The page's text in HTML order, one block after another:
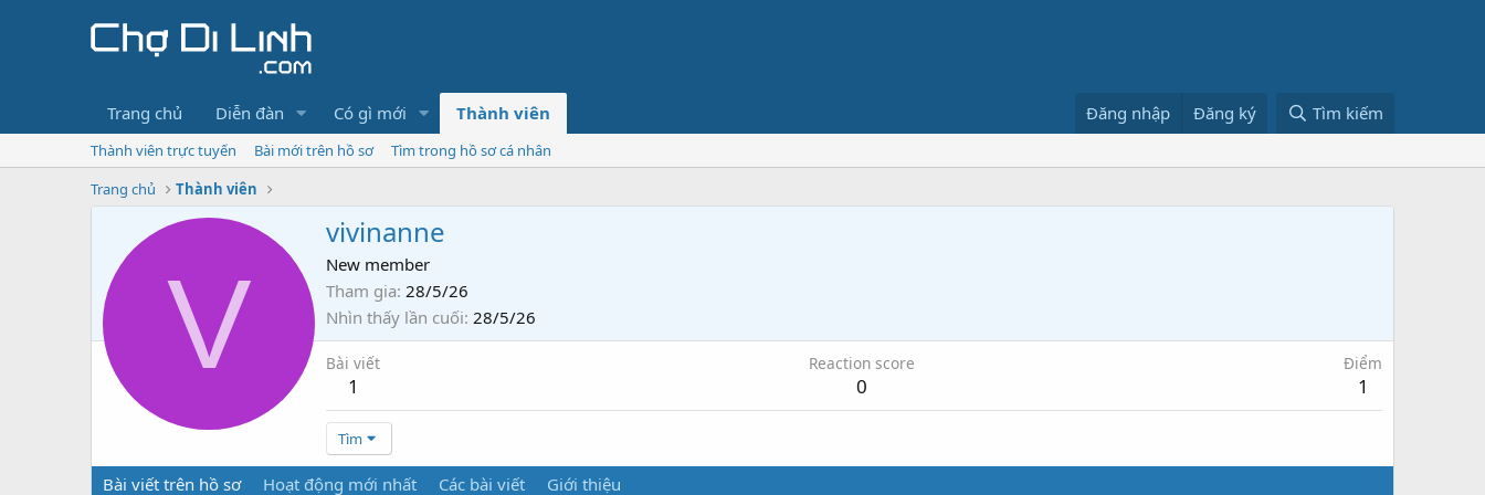
Trang chủ Diễn đàn Có gì mới Thành viên Đăng nhập Đăng ký Tìm kiếm
Thành viên trực tuyến Bài mới trên hồ sơ
Tìm trong hồ sơ cá nhân
Trang chủ
Thành viên
V
vivinanne
New member
Tham gia 28/5/26
Nhìn thấy lần cuối 28/5/26
Bài viết
1
Reaction score
0
Điểm
1
Tìm
Bài viết trên hồ sơ Hoạt động mới nhất Các bài viết Giới thiệu